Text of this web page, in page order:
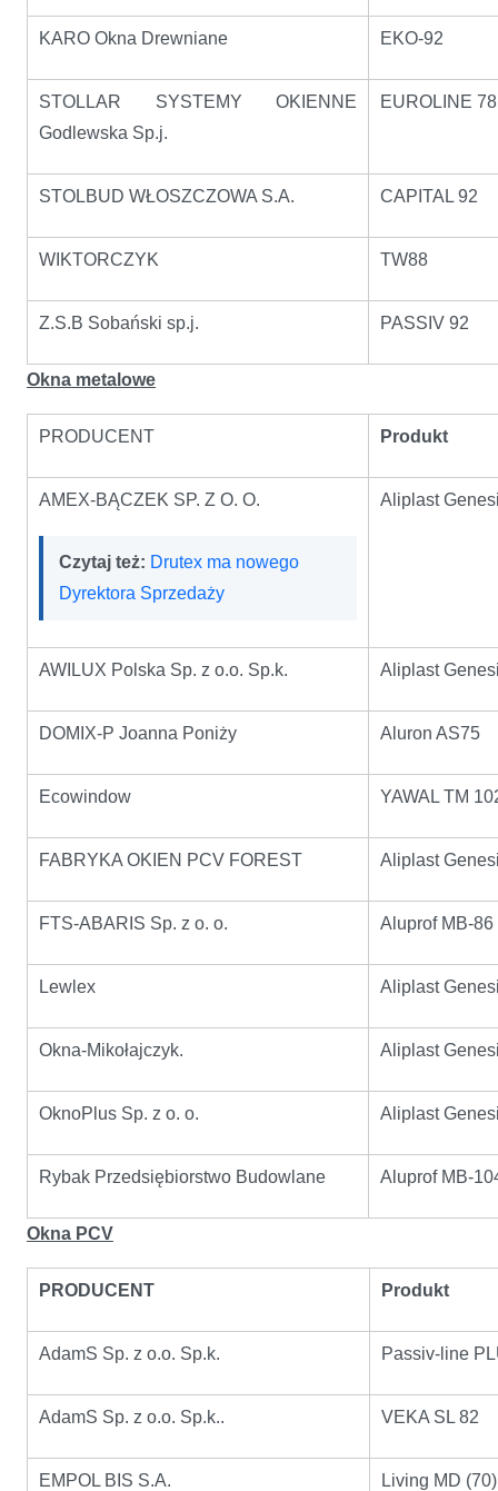
KARO Okna Drewniane EKO-92
STOLLAR SYSTEMY OKIENNE
Godlewska Sp.j.
EUROLINE 78
STOLBUD WŁOSZCZOWA S.A. CAPITAL 92
WIKTORCZYK TW88
Z.S.B Sobański sp.j. PASSIV 92
Okna metalowe
PRODUCENT Produkt
AMEX-BĄCZEK SP. Z O. O.
Czytaj też: Drutex ma nowego
Dyrektora Sprzedaży
Aliplast
AWILUX Polska Sp. z o.o. Sp.k. Aliplast
DOMIX-P Joanna Poniży Aluron AS75
Ecowindow YAWAL TM
FABRYKA OKIEN PCV FOREST Aliplast
FTS-ABARIS Sp. z o. o. Aluprof MB-86
Lewlex Aliplast
Okna-Mikołajczyk. Aliplast
OknoPlus Sp. z o. o. Aliplast
Rybak Przedsiębiorstwo Budowlane Aluprof MB-
Okna PCV
PRODUCENT Produkt
AdamS Sp. z o.o. Sp.k. Passiv-line
AdamS Sp. z o.o. Sp.k.. VEKA SL 82
EMPOL BIS S.A. Living MD (70)